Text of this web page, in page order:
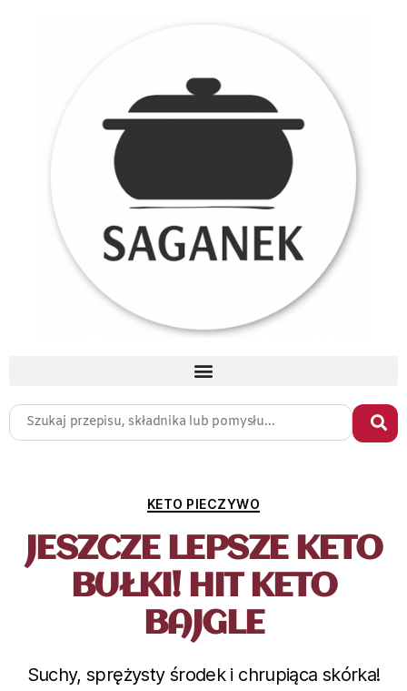
KETO PIECZYWO
JESZCZE LEPSZE KETO
BUŁKI! HIT KETO
BAJGLE
Suchy, sprężysty środek i chrupiąca skórka!